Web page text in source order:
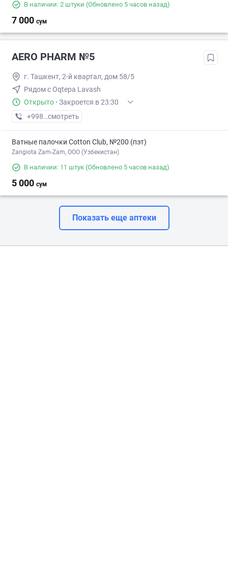
В наличии: 2 штуки (Обновлено 5 часов назад)
7 000 сум
AERO PHARM №5
г. Ташкент, 2-й квартал, дом 58/5
Рядом с Oqtepa Lavash
Открыто · Закроется в 23:30
+998 (70) XXX-XX-XX
смотреть
Ватные палочки Cotton Club, №200 (пэт)
Zangiota Zam-Zam, OOO (Узбекистан)
В наличии: 11 штук (Обновлено 5 часов назад)
5 000 сум
Показать еще аптеки